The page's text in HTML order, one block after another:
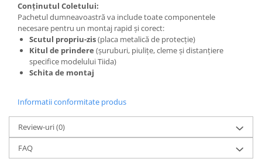
Conținutul Coletului:
Pachetul dumneavoastră va include toate componentele
necesare pentru un montaj rapid și corect:
Scutul propriu-zis(placa metalică de protecție)
Kitul de prindere (șuruburi, piulițe, cleme și distanțiere
specifice modelului Tiida)
Schita de montaj
Informatii conformitate produs
Review-uri(0)
FAQ